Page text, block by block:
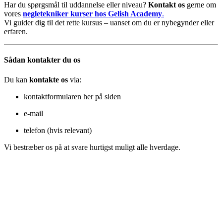
Har du spørgsmål til uddannelse eller niveau? Kontakt os gerne om
vores negletekniker kurser hos Gelish Academy.
Vi guider dig til det rette kursus – uanset om du er nybegynder eller
erfaren.
Sådan kontakter du os
Du kan kontakte os via:
kontaktformularen her på siden
e-mail
telefon (hvis relevant)
Vi bestræber os på at svare hurtigst muligt alle hverdage.